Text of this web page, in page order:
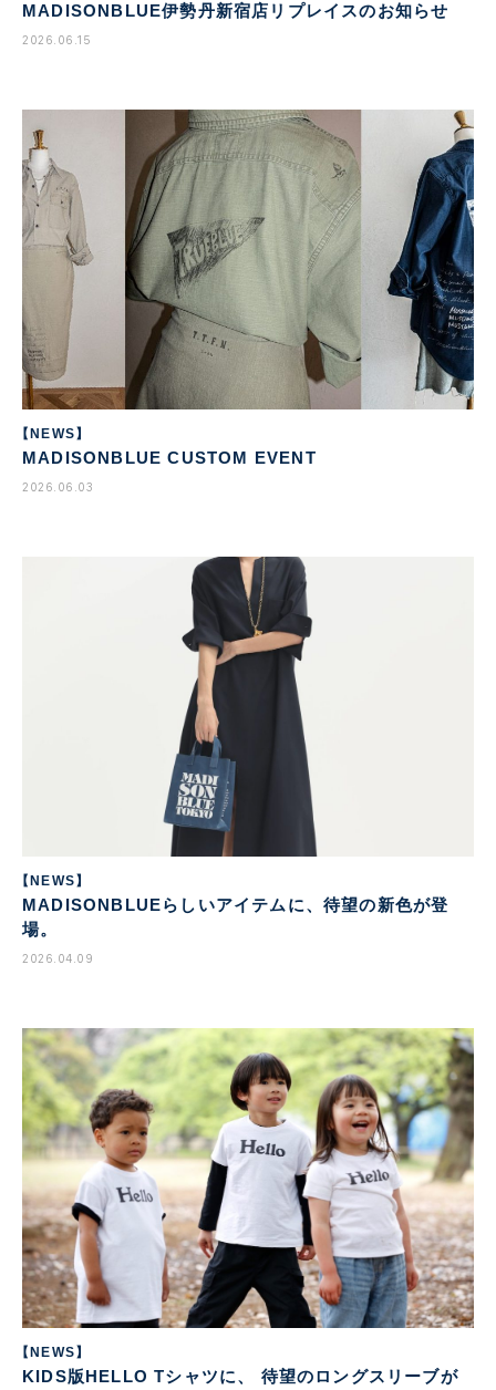
MADISONBLUE伊勢丹新宿店リプレイスのお知らせ
2026.06.15
【NEWS】
MADISONBLUE CUSTOM EVENT
2026.06.03
【NEWS】
MADISONBLUEらしいアイテムに、待望の新色が登
場。
2026.04.09
【NEWS】
KIDS版HELLO Tシャツに、 待望のロングスリーブが